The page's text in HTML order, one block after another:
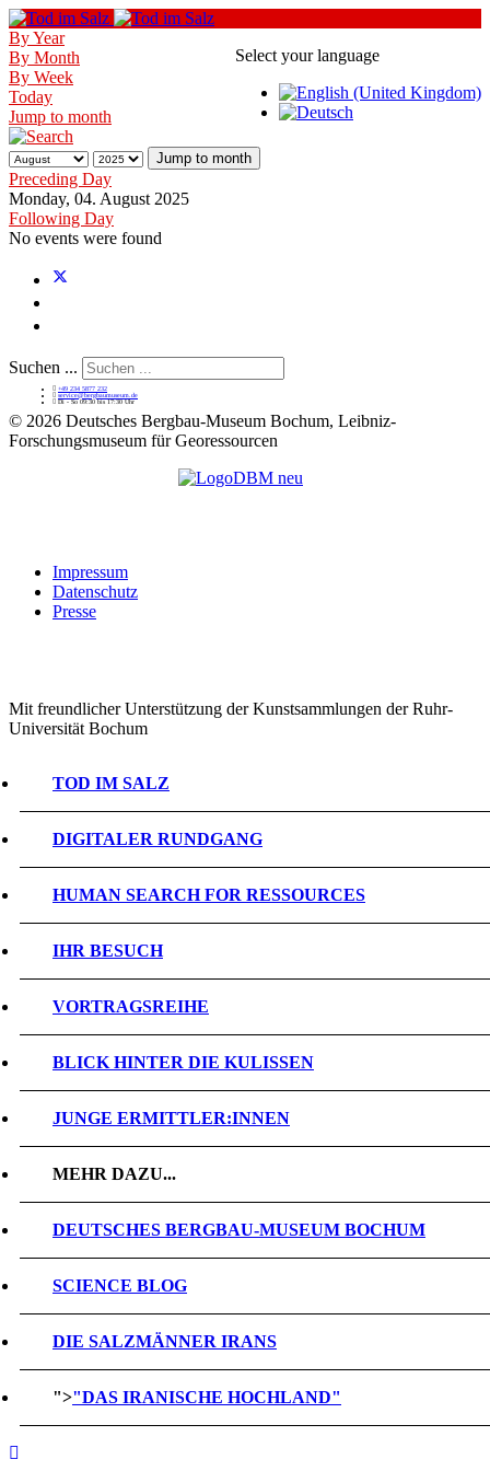
Select your language
By Year
By Month
By Week
Today
Jump to month
Jump to month
Preceding Day
Monday, 04. August 2025
Following Day
No events were found
Suchen ...
+49 234 5877 232
service@bergbaumuseum.de
Di - So 09:30 bis 17:30 Uhr
© 2026 Deutsches Bergbau-Museum Bochum, Leibniz-
Forschungsmuseum für Georessourcen
Impressum
Datenschutz
Presse
Mit freundlicher Unterstützung der Kunstsammlungen der Ruhr-
Universität Bochum
TOD IM SALZ
DIGITALER RUNDGANG
HUMAN SEARCH FOR RESSOURCES
IHR BESUCH
VORTRAGSREIHE
BLICK HINTER DIE KULISSEN
JUNGE ERMITTLER:INNEN
MEHR DAZU...
DEUTSCHES BERGBAU-MUSEUM BOCHUM
SCIENCE BLOG
DIE SALZMÄNNER IRANS
">"DAS IRANISCHE HOCHLAND"